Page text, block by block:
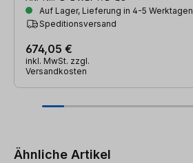
Auf Lager, Lieferung in 4-5 Werktagen
Speditionsversand
674,05 €
inkl. MwSt. zzgl.
Versandkosten
Ähnliche Artikel